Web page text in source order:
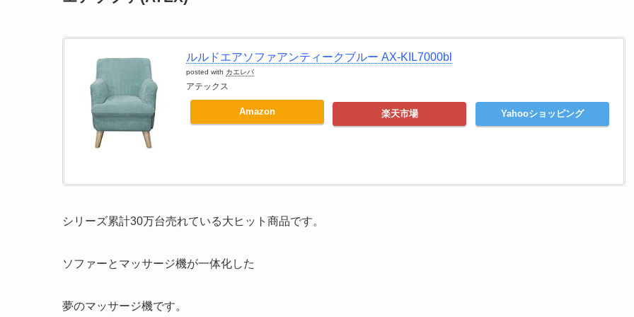
ルルドエアソファアンティークブルー AX-KIL7000bl
posted with カエレバ
アテックス
Amazon 楽天市場 Yahooショッピング
シリーズ累計30万台売れている大ヒット商品です。
ソファーとマッサージ機が一体化した
夢のマッサージ機です。